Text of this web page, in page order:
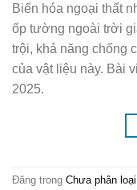
Biến hóa ngoại thất
ốp tường ngoài trời
trội, khả năng chống
của vật liệu này. Bài
2025.
Đăng trong Chưa phân loại